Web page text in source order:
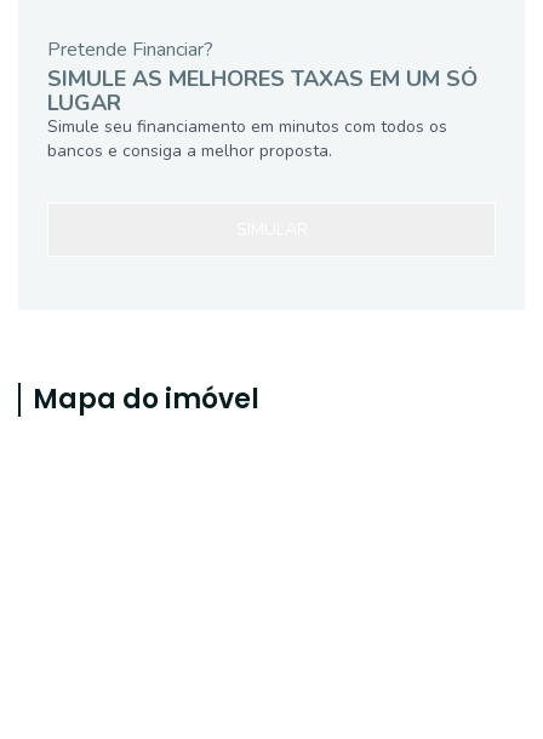
Pretende Financiar?
SIMULE AS MELHORES TAXAS EM UM SÓ
LUGAR
Simule seu financiamento em minutos com todos os
bancos e consiga a melhor proposta.
Mapa do imóvel